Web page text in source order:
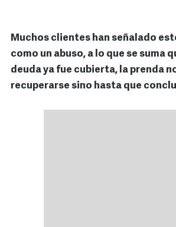
Muchos clientes han señalado
como un abuso, a lo que se suma
deuda ya fue cubierta, la prenda
recuperarse sino hasta que